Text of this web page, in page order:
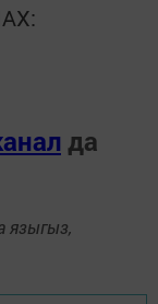
да
языгыз,